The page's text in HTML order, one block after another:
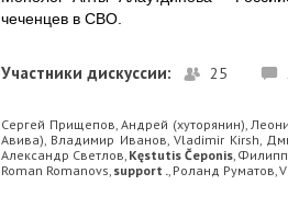
чеченцев в СВО.
Участники дискуссии: 25
Сергей Прищепов,Андрей (хуторянин),
Авива), Владимир Иванов, Vladimir Kirsh,
Александр Светлов, Kęstutis Čeponis,
Roman Romanovs, support ., Роланд Руматов,